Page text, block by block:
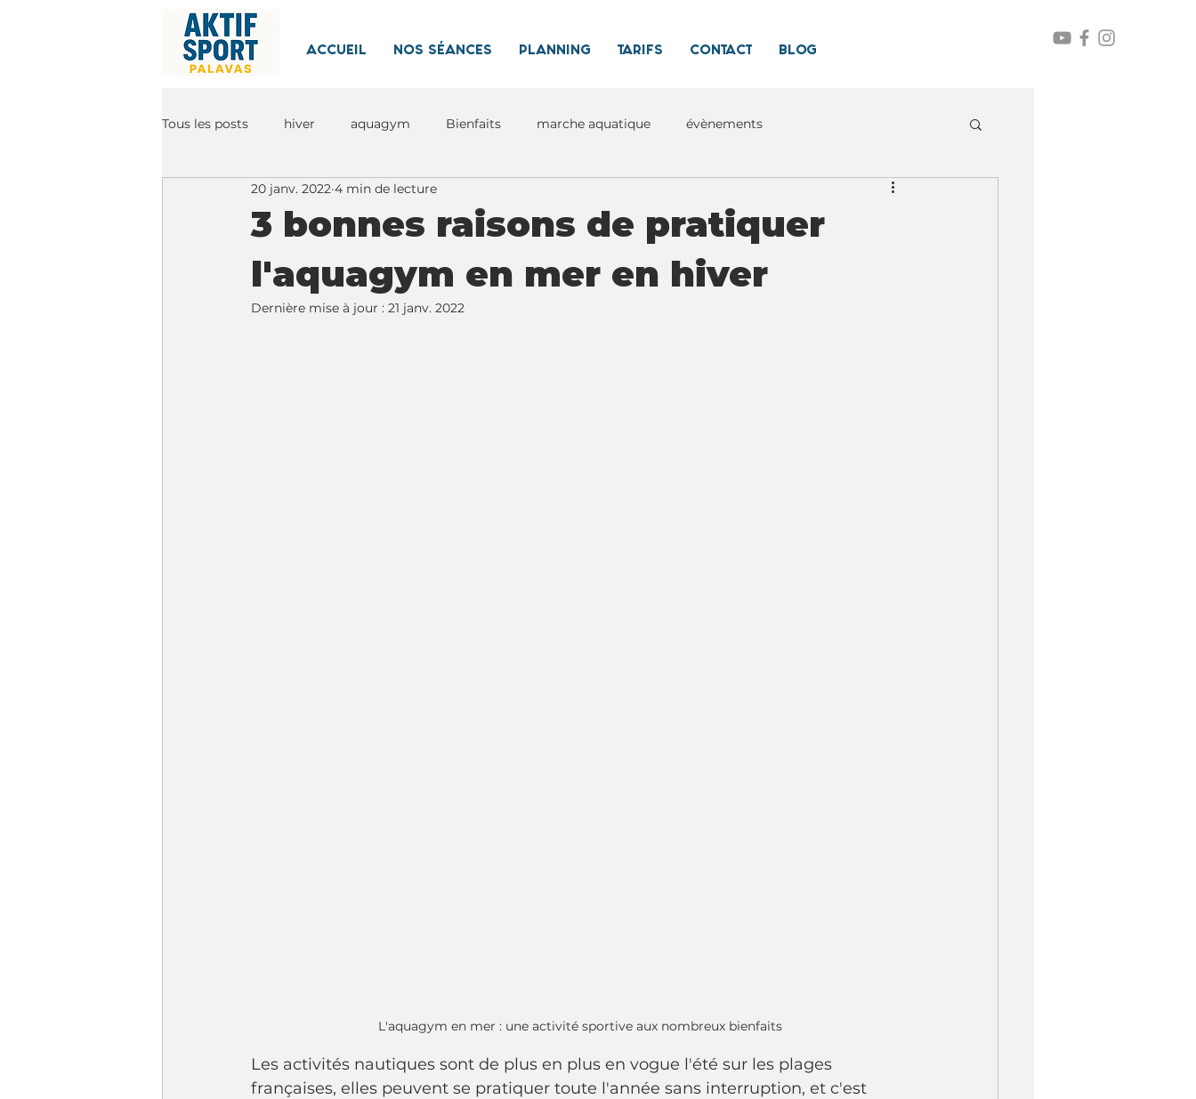
ACCUEIL NOS SÉANCES PLANNING TARIFS CONTACT BLOG
Tous les posts hiver aquagym Bienfaits marche aquatique évènements
3 bonnes raisons de pratiquer
l'aquagym en mer en hiver
20 janv. 2022 4 min de lecture
Dernière mise à jour : 21 janv. 2022
L'aquagym en mer : une activité sportive aux nombreux bienfaits
Les activités nautiques sont de plus en plus en vogue l'été sur les plages
françaises, elles peuvent se pratiquer toute l'année sans interruption, et c'est